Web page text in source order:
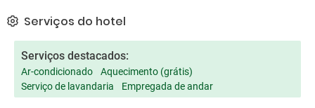
Serviços do hotel
Serviços destacados:
Ar-condicionado
Aquecimento (grátis)
Serviço de lavandaria
Empregada de andar